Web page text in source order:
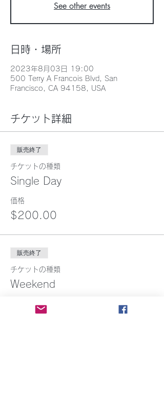
See other events
日時・場所
2023年8月03日 19:00
500 Terry A Francois Blvd, San
Francisco, CA 94158, USA
チケット詳細
販売終了
チケットの種類
Single Day
価格
$200.00
販売終了
チケットの種類
Weekend